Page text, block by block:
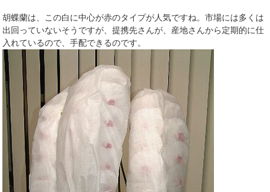
胡蝶蘭は、この白に中心が赤のタイプが人気ですね。市場には多くは
出回っていないそうですが、提携先さんが、産地さんから定期的に仕
入れているので、手配できるのです。